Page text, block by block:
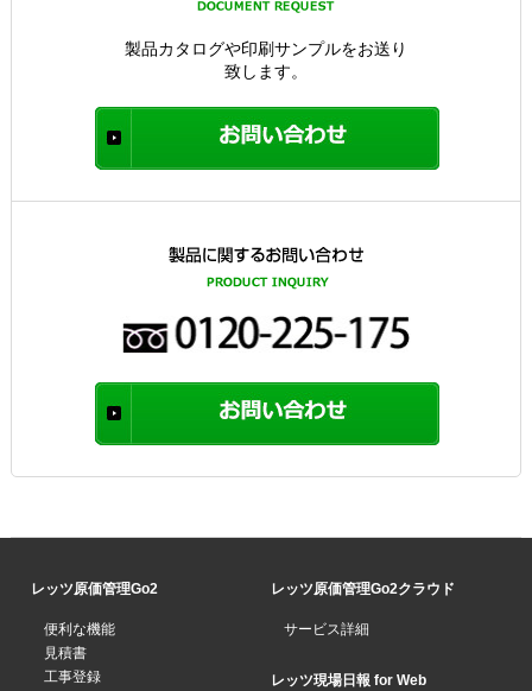
製品カタログや印刷サンプルをお送り
致します。
レッツ原価管理Go2
便利な機能
見積書
工事登録
レッツ原価管理Go2クラウド
サービス詳細
レッツ現場日報 for Web